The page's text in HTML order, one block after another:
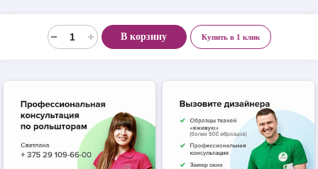
В корзину Купить в 1 клик